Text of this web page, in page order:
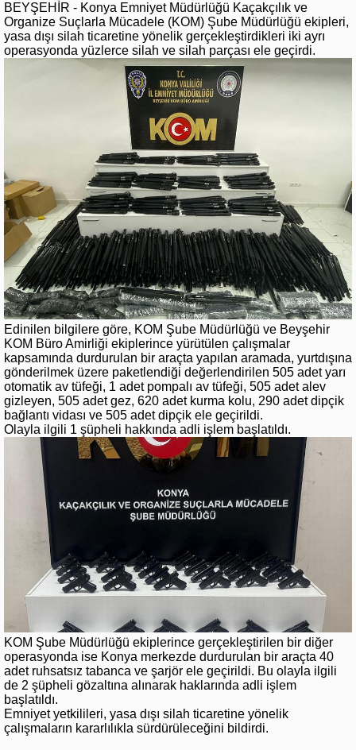
BEYŞEHİR - Konya Emniyet Müdürlüğü Kaçakçılık ve
Organize Suçlarla Mücadele (KOM) Şube Müdürlüğü ekipleri,
yasa dışı silah ticaretine yönelik gerçekleştirdikleri iki ayrı
operasyonda yüzlerce silah ve silah parçası ele geçirdi.
Edinilen bilgilere göre, KOM Şube Müdürlüğü ve Beyşehir
KOM Büro Amirliği ekiplerince yürütülen çalışmalar
kapsamında durdurulan bir araçta yapılan aramada, yurtdışına
gönderilmek üzere paketlendiği değerlendirilen 505 adet yarı
otomatik av tüfeği, 1 adet pompalı av tüfeği, 505 adet alev
gizleyen, 505 adet gez, 620 adet kurma kolu, 290 adet dipçik
bağlantı vidası ve 505 adet dipçik ele geçirildi.
Olayla ilgili 1 şüpheli hakkında adli işlem başlatıldı.
KOM Şube Müdürlüğü ekiplerince gerçekleştirilen bir diğer
operasyonda ise Konya merkezde durdurulan bir araçta 40
adet ruhsatsız tabanca ve şarjör ele geçirildi. Bu olayla ilgili
de 2 şüpheli gözaltına alınarak haklarında adli işlem
başlatıldı.
Emniyet yetkilileri, yasa dışı silah ticaretine yönelik
çalışmaların kararlılıkla sürdürüleceğini bildirdi.